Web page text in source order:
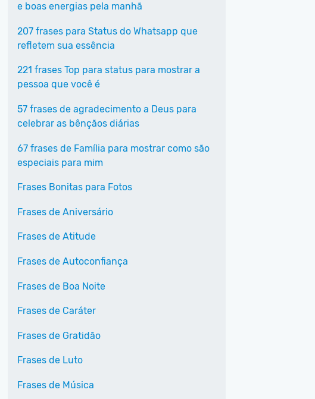
e boas energias pela manhã
207 frases para Status do Whatsapp que
refletem sua essência
221 frases Top para status para mostrar a
pessoa que você é
57 frases de agradecimento a Deus para
celebrar as bênçãos diárias
67 frases de Família para mostrar como são
especiais para mim
Frases Bonitas para Fotos
Frases de Aniversário
Frases de Atitude
Frases de Autoconfiança
Frases de Boa Noite
Frases de Caráter
Frases de Gratidão
Frases de Luto
Frases de Música